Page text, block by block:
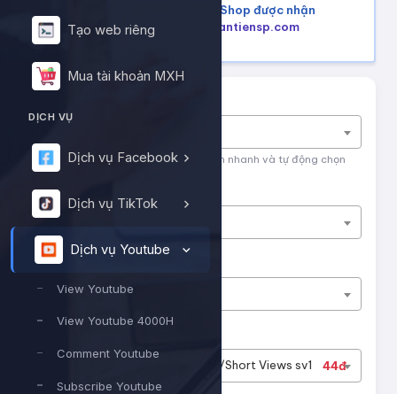
Tạo web riêng
Mua tài khoản MXH
DỊCH VỤ
Dịch vụ Facebook
Dịch vụ TikTok
Dịch vụ Youtube
View Youtube
View Youtube 4000H
Comment Youtube
Subscribe Youtube
Mua hàng trên Shopee, Tiktok Shop được nhận
lại tiền hoàn, tham khảo tại
hoantiensp.com
Nhập tên hoặc ID dịch vụ để tìm kiếm nhanh và tự động chọn
Nền tảng
Phân loại
View Youtube
Youtube - Video/Short Views sv1 44đ